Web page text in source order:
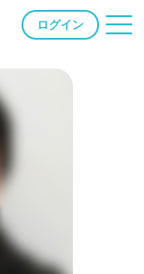
ログイン